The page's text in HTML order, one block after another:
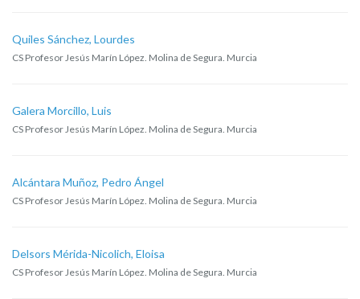
Quiles Sánchez, Lourdes
CS Profesor Jesús Marín López. Molina de Segura. Murcia
Galera Morcillo, Luis
CS Profesor Jesús Marín López. Molina de Segura. Murcia
Alcántara Muñoz, Pedro Ángel
CS Profesor Jesús Marín López. Molina de Segura. Murcia
Delsors Mérida-Nicolich, Eloisa
CS Profesor Jesús Marín López. Molina de Segura. Murcia